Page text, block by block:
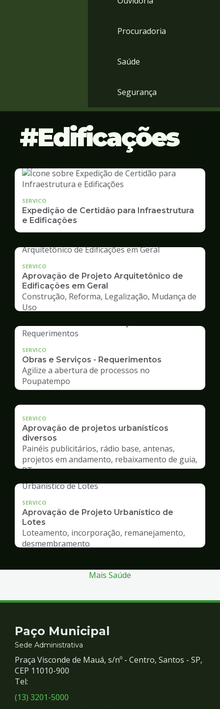
Procuradoria
Saúde
Segurança
Edificações
SERVICO
Expedição de Certidão para Infraestrutura
e Edificações
SERVICO
Aprovação de Projeto Arquitetônico de
Edificações em Geral
Construção, Reforma, Legalização, Mudança de
Uso
SERVICO
Obras e Serviços - Requerimentos
Agilize a abertura de processos no
Poupatempo
SERVICO
Aprovação de projetos urbanísticos
diversos
Painéis publicitários, rádio base, antenas,
projetos em andamento, rebaixamento de guia,
RT
SERVICO
Aprovação de Projeto Urbanístico de
Lotes
Loteamento, incorporação, remanejamento,
desmembramento
Mais Saúde
Contato
e
Redes
Sociais
Paço Municipal
Sede Administrativa
Praça Visconde de Mauá, s/nº - Centro, Santos - SP,
CEP 11010-900
Tel:
(13) 3201-5000